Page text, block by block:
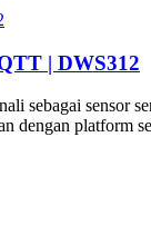
| DWS312
sebagai sensor
dengan